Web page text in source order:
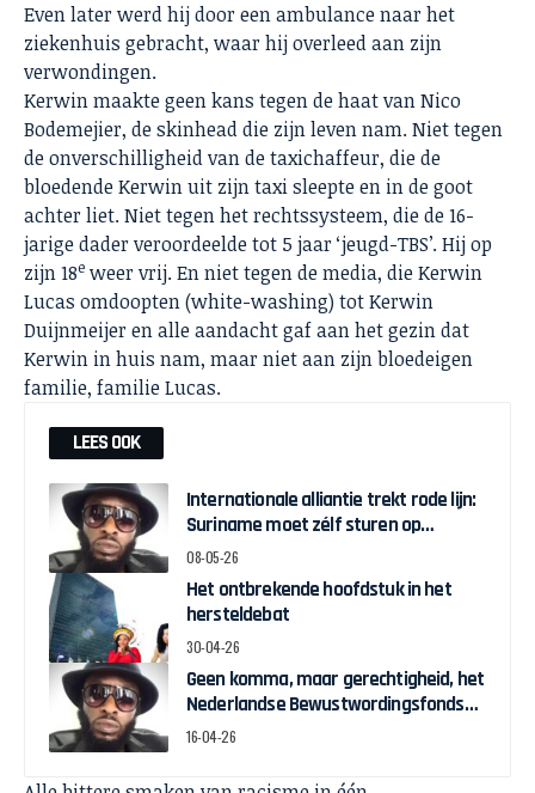
Even later werd hij door een ambulance naar het
ziekenhuis gebracht, waar hij overleed aan zijn
verwondingen.
Kerwin maakte geen kans tegen de haat van Nico
Bodemejier, de skinhead die zijn leven nam. Niet tegen
de onverschilligheid van de taxichaffeur, die de
bloedende Kerwin uit zijn taxi sleepte en in de goot
achter liet. Niet tegen het rechtssysteem, die de 16-
jarige dader veroordeelde tot 5 jaar ‘jeugd-TBS’. Hij op
zijn 18e weer vrij. En niet tegen de media, die Kerwin
Lucas omdoopten (white-washing) tot Kerwin
Duijnmeijer en alle aandacht gaf aan het gezin dat
Kerwin in huis nam, maar niet aan zijn bloedeigen
familie, familie Lucas.
LEES OOK
Internationale alliantie trekt rode lijn:
Suriname moet zélf sturen op
herstelgelden
08-05-26
Het ontbrekende hoofdstuk in het
hersteldebat
30-04-26
Geen komma, maar gerechtigheid, het
Nederlandse Bewustwordingsfonds
en de strijd om zeggenschap
16-04-26